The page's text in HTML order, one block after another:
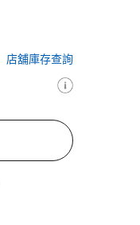
店舖庫存查詢